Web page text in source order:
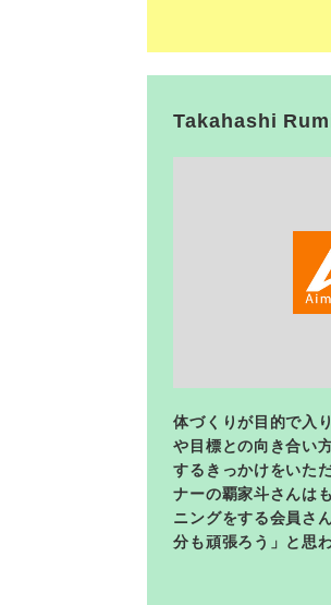
Takahashi
<
体づくりが目的で入
や目標との向き合い
するきっかけをいた
ナーの覇家斗さんは
ニングをする会員さ
分も頑張ろう」と思